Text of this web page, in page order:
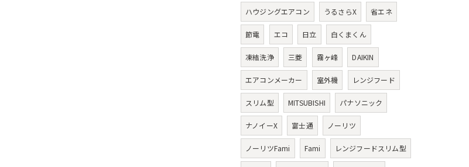
ハウジングエアコン うるさらX 省エネ
節電 エコ 日立 白くまくん
凍結洗浄 三菱 霧ヶ峰 DAIKIN
エアコンメーカー 室外機 レンジフード
スリム型 MITSUBISHI パナソニック
ナノイーX 富士通 ノーリツ
ノーリツFami Fami レンジフードスリム型